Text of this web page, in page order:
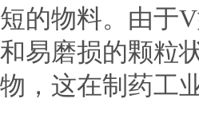
短的物料。由于
和易磨损的颗粒
物，这在制药工